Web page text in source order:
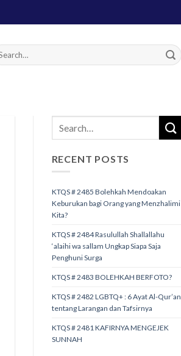
RECENT POSTS
KTQS # 2485 Bolehkah Mendoakan
Keburukan bagi Orang yang Menzhalimi
Kita?
KTQS # 2484 Rasulullah Shallallahu
‘alaihi wa sallam Ungkap Siapa Saja
Penghuni Surga
KTQS # 2483 BOLEHKAH BERFOTO?
KTQS # 2482 LGBTQ+ : 6 Ayat Al-Qur’an
tentang Larangan dan Tafsirnya
KTQS # 2481 KAFIRNYA MENGEJEK
SUNNAH